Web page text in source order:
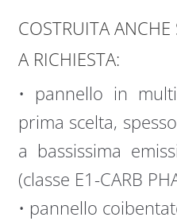
COSTRUITA
A RICHIESTA:
• pannello in
prima scelta,
a bassissima
(classe E1-CARB
• pannello